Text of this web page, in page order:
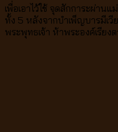
เพื่อเอาไว้ใช้ จุดสักการะผ่าน
ทั้ง 5 หลังจากบำเพ็ญบารมีเวี
พระพุทธเจ้า ห้าพระองค์เรียง